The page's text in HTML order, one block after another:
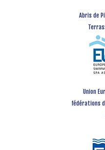
Abris de
Union
fédérations